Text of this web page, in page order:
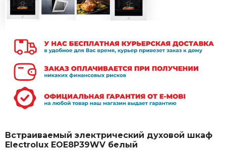
Встраиваемый электрический духовой шкаф
Electrolux EOE8P39WV белый